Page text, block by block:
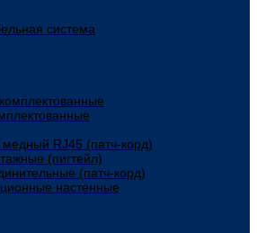
система
RJ45 (патч-корд)
(пигтейл)
(патч-корд)
настенные